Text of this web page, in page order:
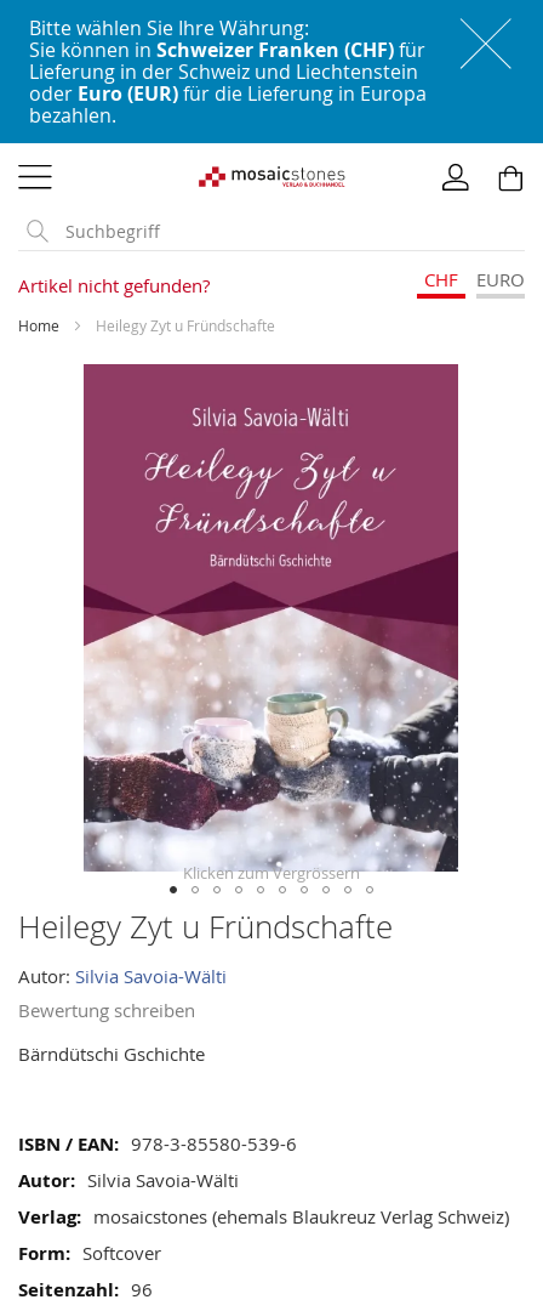
Bitte wählen Sie Ihre Währung:
Sie können in Schweizer Franken (CHF)für
Lieferung in der Schweiz und Liechtenstein
oder Euro (EUR)für die Lieferung in Europa
bezahlen.
zum
Inhalt
Artikel nicht gefunden? CHF EURO
Home Heilegy Zyt u Fründschafte
Heilegy Zyt u Fründschafte
Autor: Silvia Savoia-Wälti
Bewertung schreiben
Bärndütschi Gschichte
Mehr
Informationen
978-3-85580-539-6
Silvia Savoia-Wälti
mosaicstones (ehemals Blaukreuz Verlag Schweiz)
Softcover
96
Skip
the
beginning
the